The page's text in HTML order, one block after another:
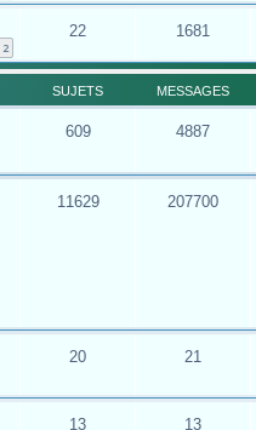
2
22 1681
SUJETS MESSAGES
609 4887
11629 207700
20 21
13 13